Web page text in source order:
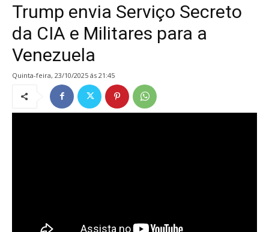
Trump envia Serviço Secreto
da CIA e Militares para a
Venezuela
quinta-feira, 23/10/2025 ás 21:45